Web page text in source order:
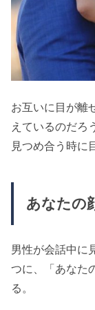
お互いに目が離
えているのだろ
見つめ合う時に
あなたの
男性が会話中に
つに、「あなた
る。